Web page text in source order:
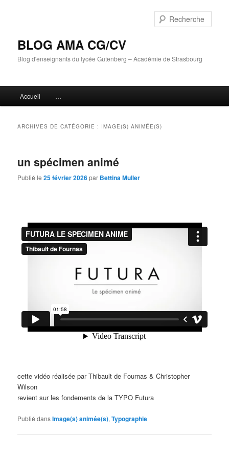
BLOG AMA CG/CV
Blog d'enseignants du lycée Gutenberg – Académie de Strasbourg
principal
Accueil …
ARCHIVES DE CATÉGORIE : IMAGE(S) ANIMÉE(S)
un spécimen animé
Publié le25 février 2026par Bettina Muller
cette vidéo réalisée par Thibault de Fournas & Christopher
Wilson
revient sur les fondements de la TYPO Futura
Publié dansImage(s) animée(s),Typographie